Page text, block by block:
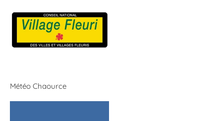
Météo Chaource